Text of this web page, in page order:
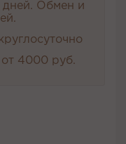
дней. Обмен и
от 4000 руб.